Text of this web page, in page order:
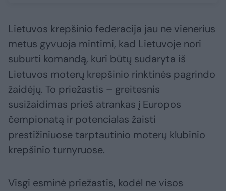
Lietuvos krepšinio federacija jau ne vienerius
metus gyvuoja mintimi, kad Lietuvoje nori
suburti komandą, kuri būtų sudaryta iš
Lietuvos moterų krepšinio rinktinės pagrindo
žaidėjų. To priežastis – greitesnis
susižaidimas prieš atrankas į Europos
čempionatą ir potencialas žaisti
prestižiniuose tarptautinio moterų klubinio
krepšinio turnyruose.
Visgi esminė priežastis, kodėl ne visos